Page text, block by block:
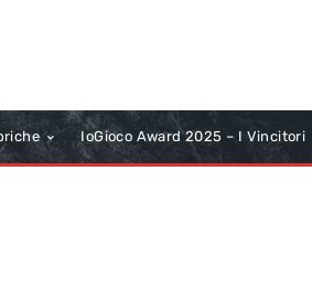
IoGioco Award 2025 – I Vincitori